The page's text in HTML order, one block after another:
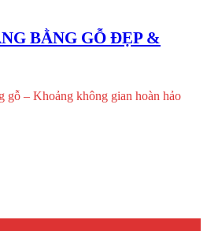
BẰNG GỖ ĐẸP &
gỗ – Khoảng không gian hoàn hảo